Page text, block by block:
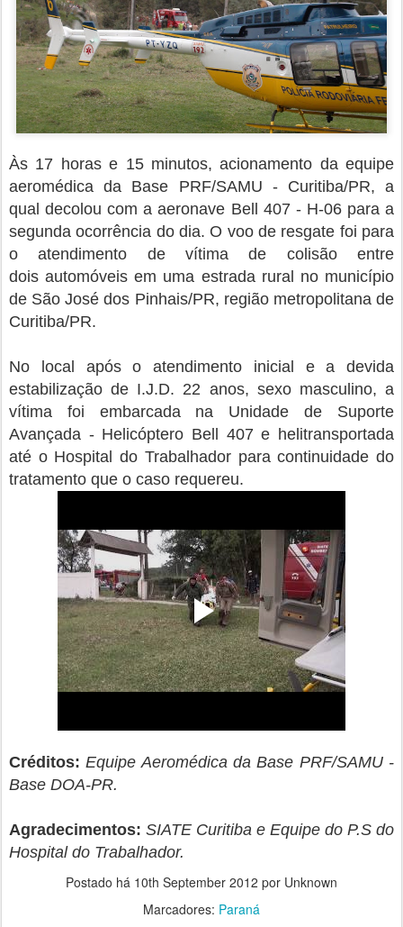
Às 17 horas e 15 minutos, acionamento da equipe
aeromédica da Base PRF/SAMU - Curitiba/PR, a
qual decolou com a aeronave Bell 407 - H-06 para a
segunda ocorrência do dia. O voo de resgate foi para
o atendimento de vítima de colisão entre
dois automóveis em uma estrada rural no município
de São José dos Pinhais/PR, região metropolitana de
Curitiba/PR.
No local após o atendimento inicial e a devida
estabilização de I.J.D. 22 anos, sexo masculino, a
vítima foi embarcada na Unidade de Suporte
Avançada - Helicóptero Bell 407 e helitransportada
até o Hospital do Trabalhador para continuidade do
tratamento que o caso requereu.
Créditos: Equipe Aeromédica da Base PRF/SAMU -
Base DOA-PR.
Agradecimentos: SIATE Curitiba e Equipe do P.S do
Hospital do Trabalhador.
Postado há 10th September 2012 por Unknown
Marcadores: Paraná